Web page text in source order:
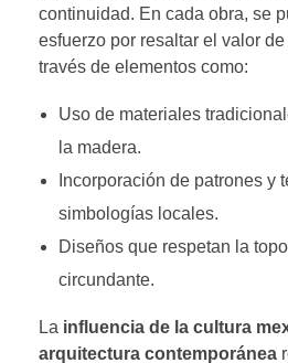
continuidad. En cada obra, se
esfuerzo por resaltar el valor
través de elementos como:
Uso de materiales
la madera.
Incorporación de patrones y
simbologías locales.
Diseños que respetan la
circundante.
La influencia de la cultura
arquitectura contemporánea